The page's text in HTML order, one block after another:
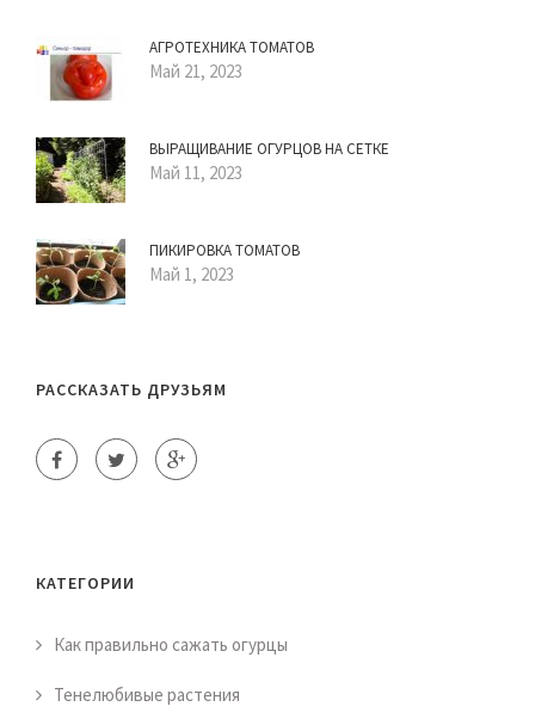
АГРОТЕХНИКА ТОМАТОВ
Май 21, 2023
ВЫРАЩИВАНИЕ ОГУРЦОВ НА СЕТКЕ
Май 11, 2023
ПИКИРОВКА ТОМАТОВ
Май 1, 2023
РАССКАЗАТЬ ДРУЗЬЯМ
КАТЕГОРИИ
Как правильно сажать огурцы
Тенелюбивые растения